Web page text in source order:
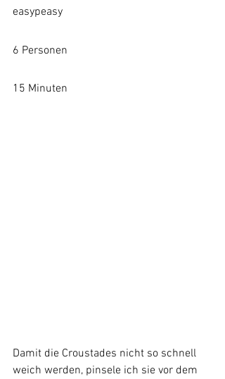
easypeasy
6 Personen
15 Minuten
Damit die Croustades nicht so schnell
weich werden, pinsele ich sie vor dem